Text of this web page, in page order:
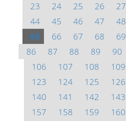
23
24 25 26 27
44
45 46 47 48
65
66 67 68 69
86
87 88 89 90
106
107 108 109
123
124 125 126
140
141 142 143
157
158 159 160